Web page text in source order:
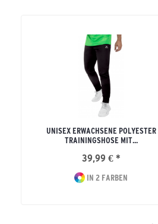
UNISEX ERWACHSENE POLYESTER
TRAININGSHOSE MIT...
39,99 € *
IN 2 FARBEN